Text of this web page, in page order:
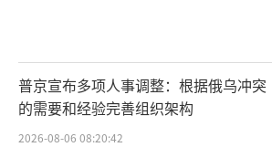
普京宣布多项人事调整：根据俄乌冲突
的需要和经验完善组织架构
2026-08-06 08:20:42